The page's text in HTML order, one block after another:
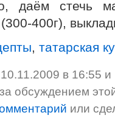
даём стечь
400г),
, татарская
в 16:55
обсуждением
или